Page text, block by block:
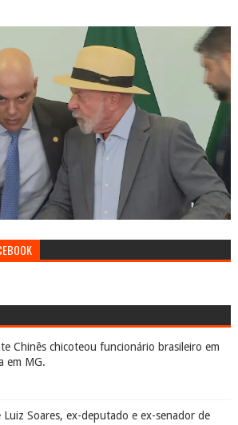
Chinês chicoteou funcionário brasileiro em
em MG.
Luiz Soares, ex-deputado e ex-senador de